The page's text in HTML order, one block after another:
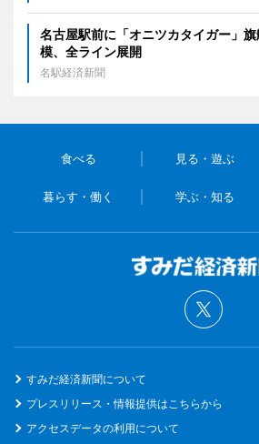
名古屋駅前に「オニツカタイガー」
模、全ライン展開
名駅経済新聞
食べる 見る・遊ぶ
暮らす・働く 学ぶ・知る
すみだ経済新聞について
プレスリリース・情報提供はこちらから
アクセスデータの利用について